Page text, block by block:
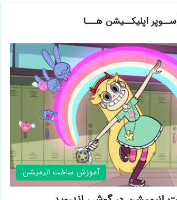
ســوپر اپلیکــیشن هـــا
آموزش ساخت انیمیشن